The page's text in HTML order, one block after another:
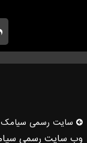
سایت رسمی سیامك
وب سایت رسمی